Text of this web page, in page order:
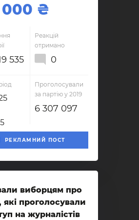
000
535
Реакцій
отримано
0
Проголосували
за партію у 2019
6 307 097
РЕКЛАМНИЙ ПОСТ
виборцям про
які проголосували
на журналістів